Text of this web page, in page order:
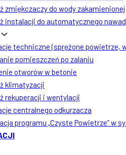
zmiękczaczy do wody zakamienionej
instalacji do automatycznego
techniczne (sprężone powietrze,
pomieszczeń po zalaniu
otworów w betonie
klimatyzacji
rekuperacji i wentylacji
centralnego odkurzacza
programu „Czyste Powietrze” w